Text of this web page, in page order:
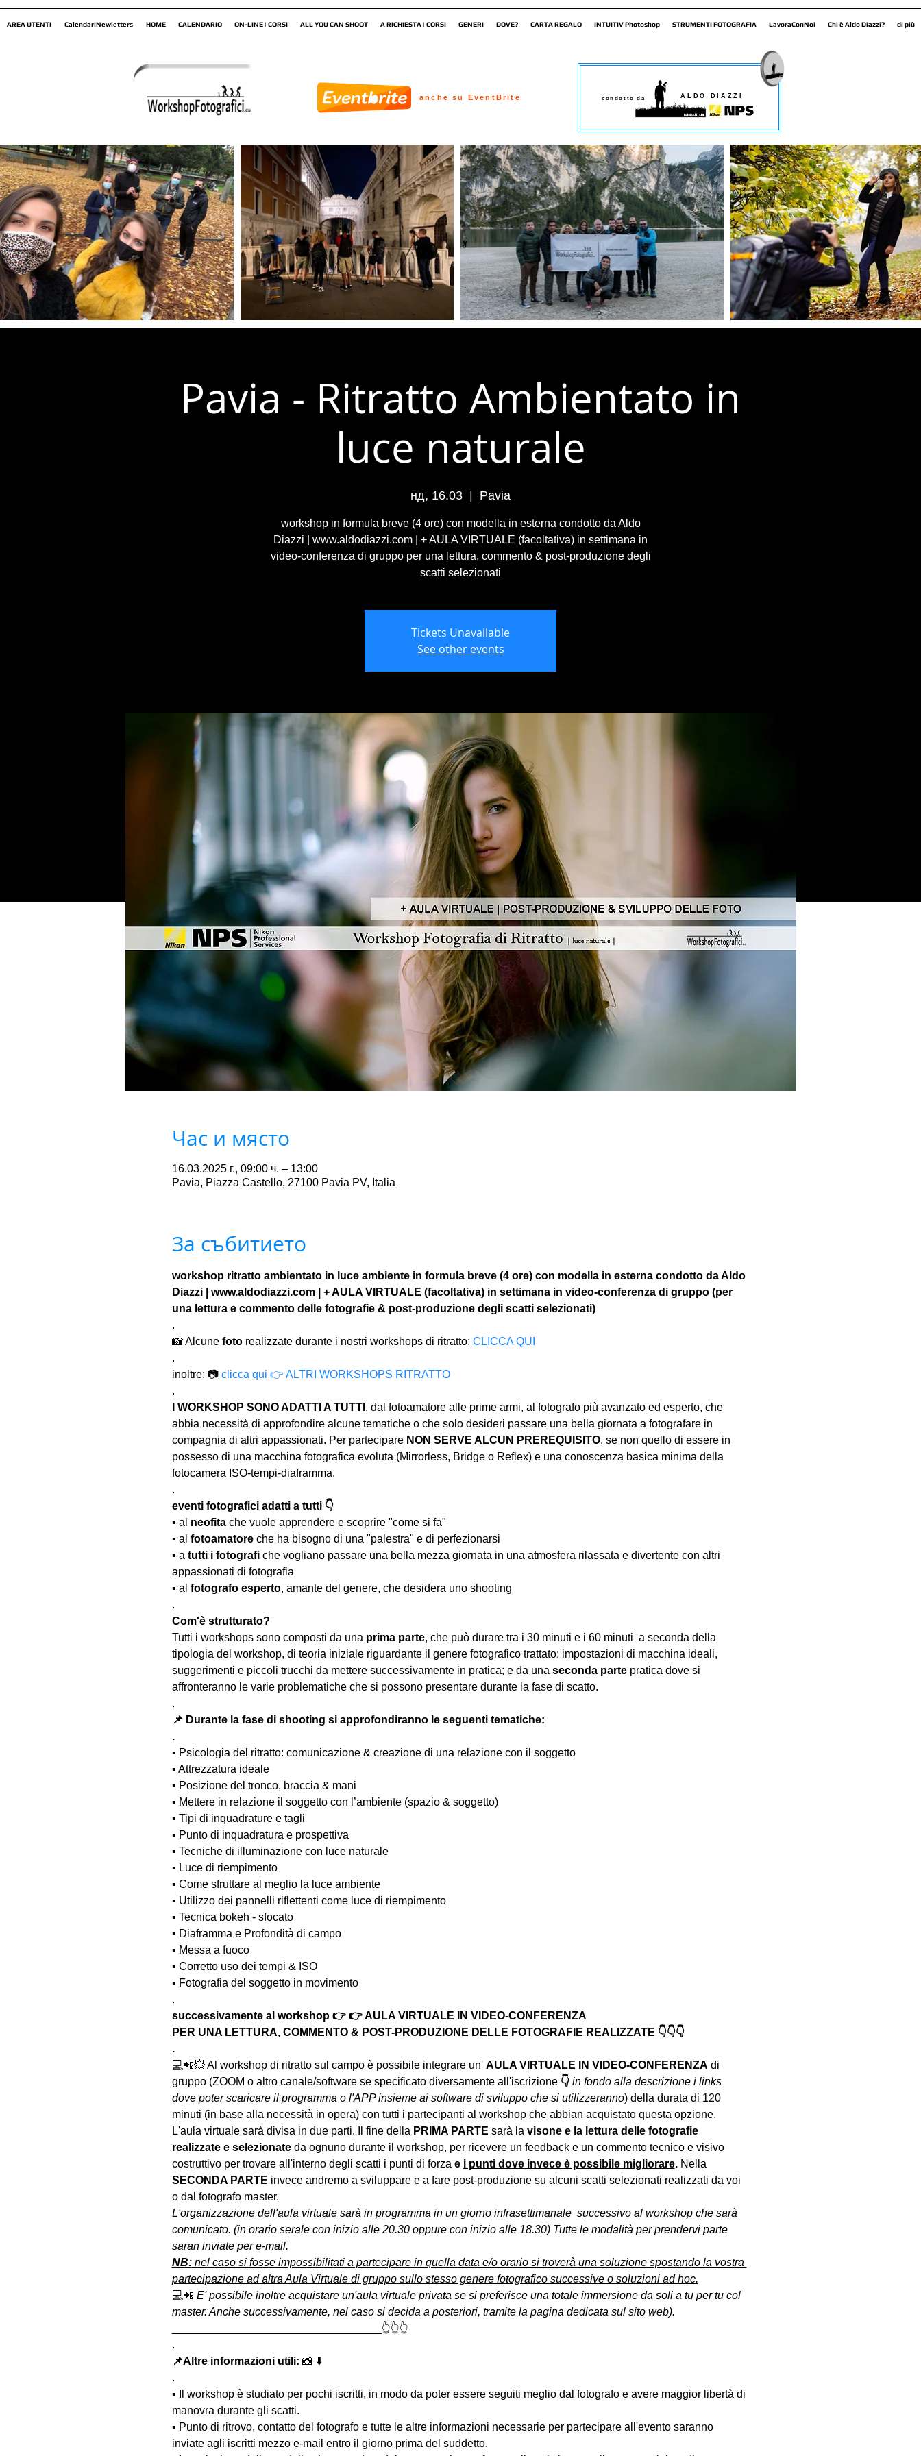
AREA UTENTI CalendariNewletters HOME CALENDARIO ON-LINE | CORSI ALL YOU CAN SHOOT A RICHIESTA | CORSI GENERI DOVE? CARTA REGALO INTUITIV Photoshop STRUMENTI FOTOGRAFIA LavoraConNoi Chi è Aldo Diazzi? di più
Pavia - Ritratto Ambientato in
luce naturale
нд, 16.03 Pavia
workshop in formula breve (4 ore) con modella in esterna condotto da Aldo
Diazzi | www.aldodiazzi.com | + AULA VIRTUALE (facoltativa) in settimana in
video-conferenza di gruppo per una lettura, commento & post-produzione degli
scatti selezionati
Tickets Unavailable
See other events
Час и място
16.03.2025 г., 09:00 ч. – 13:00
Pavia, Piazza Castello, 27100 Pavia PV, Italia
За събитието
workshop ritratto ambientato in luce ambiente in formula breve (4 ore) con modella in esterna condotto da Aldo
Diazzi | www.aldodiazzi.com | + AULA VIRTUALE (facoltativa) in settimana in video-conferenza di gruppo (per
una lettura e commento delle fotografie & post-produzione degli scatti selezionati)
.
📸 Alcune foto realizzate durante i nostri workshops di ritratto: CLICCA QUI
.
inoltre: 📷 clicca qui 👉 ALTRI WORKSHOPS RITRATTO
.
I WORKSHOP SONO ADATTI A TUTTI , dal fotoamatore alle prime armi, al fotografo più avanzato ed esperto, che
abbia necessità di approfondire alcune tematiche o che solo desideri passare una bella giornata a fotografare in
compagnia di altri appassionati. Per partecipare NON SERVE ALCUN PREREQUISITO, se non quello di essere in
possesso di una macchina fotografica evoluta (Mirrorless, Bridge o Reflex) e una conoscenza basica minima della
fotocamera ISO-tempi-diaframma.
.
eventi fotografici adatti a tutti 👇
▪️ al neofita che vuole apprendere e scoprire "come si fa"
▪️ al fotoamatore che ha bisogno di una "palestra" e di perfezionarsi
▪️ a tutti i fotografi che vogliano passare una bella mezza giornata in una atmosfera rilassata e divertente con altri
appassionati di fotografia
▪️ al fotografo esperto, amante del genere, che desidera uno shooting
.
Com'è strutturato?
Tutti i workshops sono composti da una prima parte, che può durare tra i 30 minuti e i 60 minuti  a seconda della
tipologia del workshop, di teoria iniziale riguardante il genere fotografico trattato: impostazioni di macchina ideali,
suggerimenti e piccoli trucchi da mettere successivamente in pratica; e da una seconda parte pratica dove si
affronteranno le varie problematiche che si possono presentare durante la fase di scatto.
.
📌 Durante la fase di shooting si approfondiranno le seguenti tematiche:
.
▪️ Psicologia del ritratto: comunicazione & creazione di una relazione con il soggetto
▪️ Attrezzatura ideale
▪️ Posizione del tronco, braccia & mani
▪️ Mettere in relazione il soggetto con l’ambiente (spazio & soggetto)
▪️ Tipi di inquadrature e tagli
▪️ Punto di inquadratura e prospettiva
▪️ Tecniche di illuminazione con luce naturale
▪️ Luce di riempimento
▪️ Come sfruttare al meglio la luce ambiente
▪️ Utilizzo dei pannelli riflettenti come luce di riempimento
▪️ Tecnica bokeh - sfocato
▪️ Diaframma e Profondità di campo
▪️ Messa a fuoco
▪️ Corretto uso dei tempi & ISO
▪️ Fotografia del soggetto in movimento
.
successivamente al workshop 👉 👉 AULA VIRTUALE IN VIDEO-CONFERENZA
PER UNA LETTURA, COMMENTO & POST-PRODUZIONE DELLE FOTOGRAFIE REALIZZATE 👇👇👇
.
💻📲💥 Al workshop di ritratto sul campo è possibile integrare un' AULA VIRTUALE IN VIDEO-CONFERENZA di
gruppo (ZOOM o altro canale/software se specificato diversamente all'iscrizione 👇 in fondo alla descrizione i links
dove poter scaricare il programma o l'APP insieme ai software di sviluppo che si utilizzeranno) della durata di 120
minuti (in base alla necessità in opera) con tutti i partecipanti al workshop che abbian acquistato questa opzione.
L'aula virtuale sarà divisa in due parti. Il fine della PRIMA PARTE sarà la visone e la lettura delle fotografie
realizzate e selezionate da ognuno durante il workshop, per ricevere un feedback e un commento tecnico e visivo
costruttivo per trovare all'interno degli scatti i punti di forza e i punti dove invece è possibile migliorare. Nella
SECONDA PARTE invece andremo a sviluppare e a fare post-produzione su alcuni scatti selezionati realizzati da voi
o dal fotografo master.
L'organizzazione dell'aula virtuale sarà in programma in un giorno infrasettimanale  successivo al workshop che sarà
comunicato. (in orario serale con inizio alle 20.30 oppure con inizio alle 18.30) Tutte le modalità per prendervi parte
saran inviate per e-mail.
NB: nel caso si fosse impossibilitati a partecipare in quella data e/o orario si troverà una soluzione spostando la vostra
partecipazione ad altra Aula Virtuale di gruppo sullo stesso genere fotografico successive o soluzioni ad hoc.
💻📲 E' possibile inoltre acquistare un'aula virtuale privata se si preferisce una totale immersione da soli a tu per tu col
master. Anche successivamente, nel caso si decida a posteriori, tramite la pagina dedicata sul sito web).
__________________________________👆👆👆
.
📌Altre informazioni utili: 📸 ⬇️
.
▪️ Il workshop è studiato per pochi iscritti, in modo da poter essere seguiti meglio dal fotografo e avere maggior libertà di
manovra durante gli scatti.
▪️ Punto di ritrovo, contatto del fotografo e tutte le altre informazioni necessarie per partecipare all'evento saranno
inviate agli iscritti mezzo e-mail entro il giorno prima del suddetto.
condotto da ALDO DIAZZI
anche su EventBrite